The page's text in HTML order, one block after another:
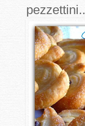
pezzettini..